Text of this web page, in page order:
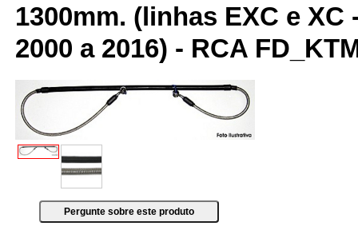
1300mm. (linhas EXC e XC
2000 a 2016) - RCA